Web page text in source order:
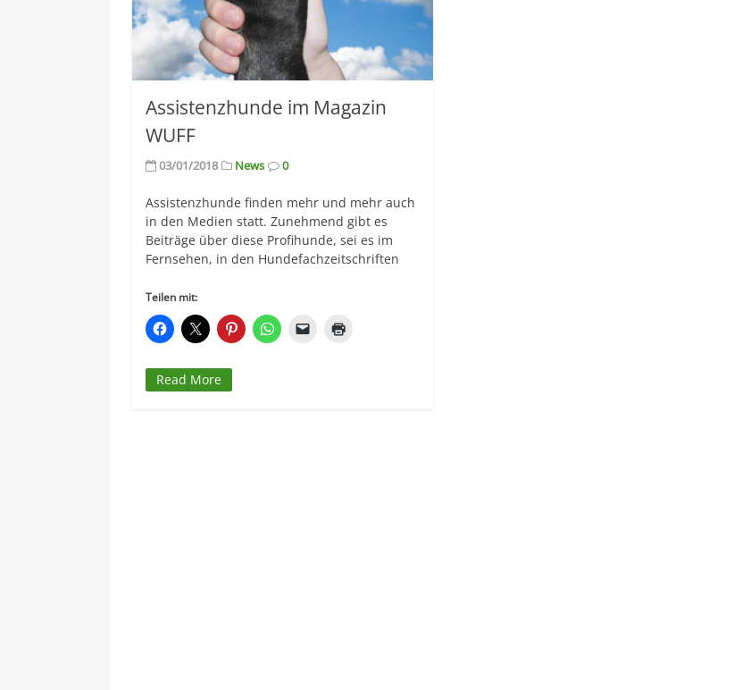
Assistenzhunde im Magazin
WUFF
03/01/2018 News 0
Assistenzhunde finden mehr und mehr auch
in den Medien statt. Zunehmend gibt es
Beiträge über diese Profihunde, sei es im
Fernsehen, in den Hundefachzeitschriften
Teilen mit:
Read More